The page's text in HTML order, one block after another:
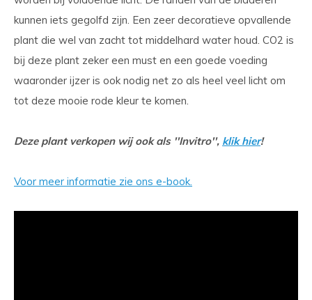
kunnen iets gegolfd zijn. Een zeer decoratieve opvallende
plant die wel van zacht tot middelhard water houd. CO2 is
bij deze plant zeker een must en een goede voeding
waaronder ijzer is ook nodig net zo als heel veel licht om
tot deze mooie rode kleur te komen.
Deze plant verkopen wij ook als ''Invitro'', klik hier!
Voor meer informatie zie ons e-book.